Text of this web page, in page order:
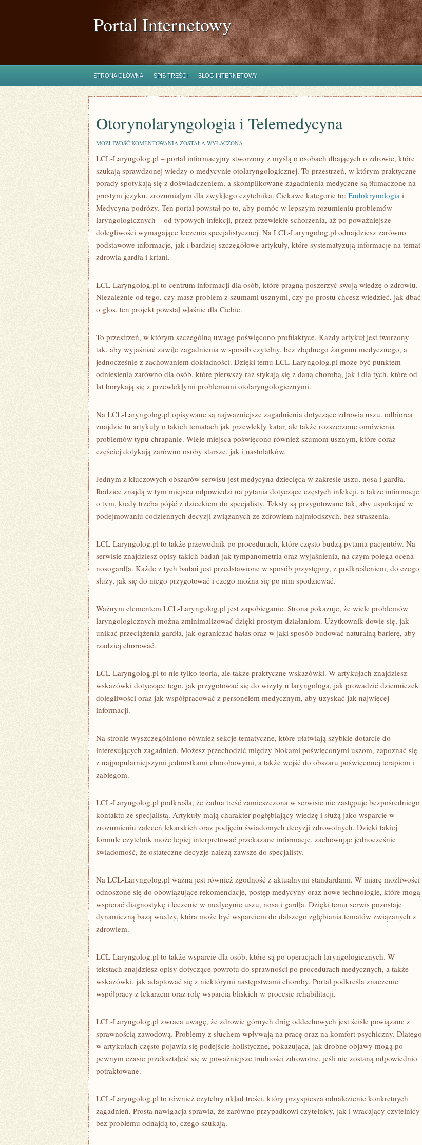
Portal Internetowy
STRONA GŁÓWNA SPIS TREŚCI BLOG INTERNETOWY
Otorynolaryngologia i Telemedycyna
MOŻLIWOŚĆ KOMENTOWANIA OTORYNOLARYNGOLOGIA
TELEMEDYCYNA
ZOSTAŁA WYŁĄCZONA
LCL-Laryngolog.pl – portal informacyjny stworzony z myślą o osobach dbających o zdrowie, które
szukają sprawdzonej wiedzy o medycynie otolaryngologicznej. To przestrzeń, w którym praktyczne
porady spotykają się z doświadczeniem, a skomplikowane zagadnienia medyczne są tłumaczone na
prostym języku, zrozumiałym dla zwykłego czytelnika. Ciekawe kategorie to: Endokrynologia i
Medycyna podróży. Ten portal powstał po to, aby pomóc w lepszym rozumieniu problemów
laryngologicznych – od typowych infekcji, przez przewlekłe schorzenia, aż po poważniejsze
dolegliwości wymagające leczenia specjalistycznej. Na LCL-Laryngolog.pl odnajdziesz zarówno
podstawowe informacje, jak i bardziej szczegółowe artykuły, które systematyzują informacje na temat
zdrowia gardła i krtani.
LCL-Laryngolog.pl to centrum informacji dla osób, które pragną poszerzyć swoją wiedzę o zdrowiu.
Niezależnie od tego, czy masz problem z szumami usznymi, czy po prostu chcesz wiedzieć, jak dbać
o głos, ten projekt powstał właśnie dla Ciebie.
To przestrzeń, w którym szczególną uwagę poświęcono profilaktyce. Każdy artykuł jest tworzony
tak, aby wyjaśniać zawiłe zagadnienia w sposób czytelny, bez zbędnego żargonu medycznego, a
jednocześnie z zachowaniem dokładności. Dzięki temu LCL-Laryngolog.pl może być punktem
odniesienia zarówno dla osób, które pierwszy raz stykają się z daną chorobą, jak i dla tych, które od
lat borykają się z przewlekłymi problemami otolaryngologicznymi.
Na LCL-Laryngolog.pl opisywane są najważniejsze zagadnienia dotyczące zdrowia uszu. odbiorca
znajdzie tu artykuły o takich tematach jak przewlekły katar, ale także rozszerzone omówienia
problemów typu chrapanie. Wiele miejsca poświęcono również szumom usznym, które coraz
częściej dotykają zarówno osoby starsze, jak i nastolatków.
Jednym z kluczowych obszarów serwisu jest medycyna dziecięca w zakresie uszu, nosa i gardła.
Rodzice znajdą w tym miejscu odpowiedzi na pytania dotyczące częstych infekcji, a także informacje
o tym, kiedy trzeba pójść z dzieckiem do specjalisty. Teksty są przygotowane tak, aby uspokajać w
podejmowaniu codziennych decyzji związanych ze zdrowiem najmłodszych, bez straszenia.
LCL-Laryngolog.pl to także przewodnik po procedurach, które często budzą pytania pacjentów. Na
serwisie znajdziesz opisy takich badań jak tympanometria oraz wyjaśnienia, na czym polega ocena
nosogardła. Każde z tych badań jest przedstawione w sposób przystępny, z podkreśleniem, do czego
służy, jak się do niego przygotować i czego można się po nim spodziewać.
Ważnym elementem LCL-Laryngolog.pl jest zapobieganie. Strona pokazuje, że wiele problemów
laryngologicznych można zminimalizować dzięki prostym działaniom. Użytkownik dowie się, jak
unikać przeciążenia gardła, jak ograniczać hałas oraz w jaki sposób budować naturalną barierę, aby
rzadziej chorować.
LCL-Laryngolog.pl to nie tylko teoria, ale także praktyczne wskazówki. W artykułach znajdziesz
wskazówki dotyczące tego, jak przygotować się do wizyty u laryngologa, jak prowadzić dzienniczek
dolegliwości oraz jak współpracować z personelem medycznym, aby uzyskać jak najwięcej
informacji.
Na stronie wyszczególniono również sekcje tematyczne, które ułatwiają szybkie dotarcie do
interesujących zagadnień. Możesz przechodzić między blokami poświęconymi uszom, zapoznać się
z najpopularniejszymi jednostkami chorobowymi, a także wejść do obszaru poświęconej terapiom i
zabiegom.
LCL-Laryngolog.pl podkreśla, że żadna treść zamieszczona w serwisie nie zastępuje bezpośredniego
kontaktu ze specjalistą. Artykuły mają charakter pogłębiający wiedzę i służą jako wsparcie w
zrozumieniu zaleceń lekarskich oraz podjęciu świadomych decyzji zdrowotnych. Dzięki takiej
formule czytelnik może lepiej interpretować przekazane informacje, zachowując jednocześnie
świadomość, że ostateczne decyzje należą zawsze do specjalisty.
Na LCL-Laryngolog.pl ważna jest również zgodność z aktualnymi standardami. W miarę możliwości
odnoszone się do obowiązujące rekomendacje, postęp medycyny oraz nowe technologie, które mogą
wspierać diagnostykę i leczenie w medycynie uszu, nosa i gardła. Dzięki temu serwis pozostaje
dynamiczną bazą wiedzy, która może być wsparciem do dalszego zgłębiania tematów związanych z
zdrowiem.
LCL-Laryngolog.pl to także wsparcie dla osób, które są po operacjach laryngologicznych. W
tekstach znajdziesz opisy dotyczące powrotu do sprawności po procedurach medycznych, a także
wskazówki, jak adaptować się z niektórymi następstwami choroby. Portal podkreśla znaczenie
współpracy z lekarzem oraz rolę wsparcia bliskich w procesie rehabilitacji.
LCL-Laryngolog.pl zwraca uwagę, że zdrowie górnych dróg oddechowych jest ściśle powiązane z
sprawnością zawodową. Problemy z słuchem wpływają na pracę oraz na komfort psychiczny. Dlatego
w artykułach często pojawia się podejście holistyczne, pokazująca, jak drobne objawy mogą po
pewnym czasie przekształcić się w poważniejsze trudności zdrowotne, jeśli nie zostaną odpowiednio
potraktowane.
LCL-Laryngolog.pl to również czytelny układ treści, który przyspiesza odnalezienie konkretnych
zagadnień. Prosta nawigacja sprawia, że zarówno przypadkowi czytelnicy, jak i wracający czytelnicy
bez problemu odnajdą to, czego szukają.